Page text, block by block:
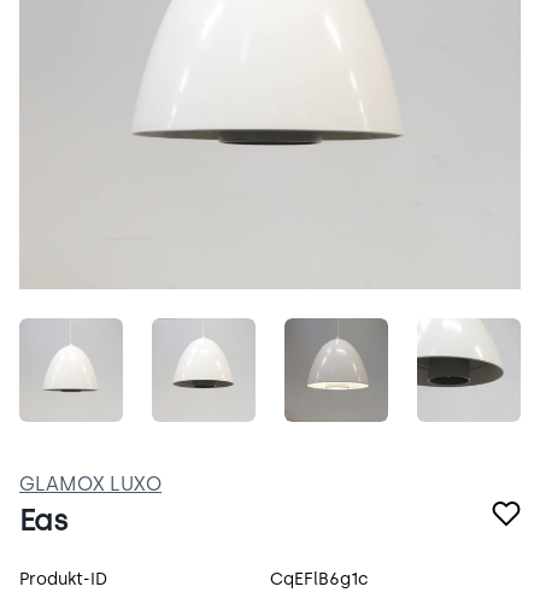
CS6wSqDHLoPR.jpegsd39aR0qqpzZ.jpegLt-3pW4RWh6j.jpeg
GLAMOX LUXO
Eas
Produktspecifikation
Produkt-ID CqEFlB6g1c